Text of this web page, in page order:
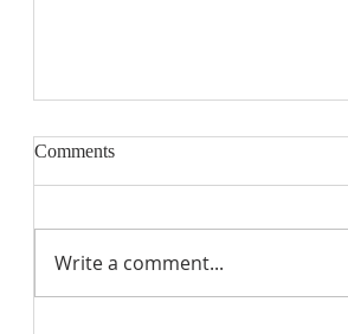
2023년 2월 26일
Comments
Write a comment...